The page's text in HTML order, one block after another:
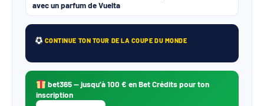
avec un parfum de Vuelta
CONTINUE TON TOUR DE LA COUPE DU MONDE
bet365— jusqu’à 100 € en Bet Crédits pour ton
inscription